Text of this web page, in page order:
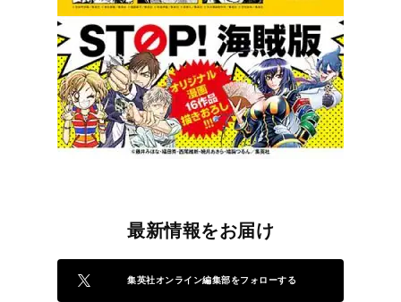
最新情報をお届け
集英社オンライン編集部をフォローする